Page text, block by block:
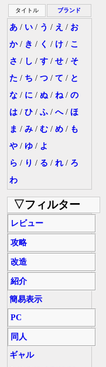
タイトル ブランド
あ / い / う / え / お
か/ き / く / け / こ
さ / し / す / せ / そ
た / ち / つ / て / と
な / に / ぬ / ね/ の
は / ひ / ふ / へ/ ほ
ま / み / む / め / も
や / ゆ / よ
ら / り / る / れ / ろ
わ
▽フィルター
レビュー
攻略
改造
紹介
簡易表示
PC
同人
ギャル